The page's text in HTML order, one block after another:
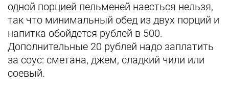
одной порцией пельменей наесться нельзя,
так что минимальный обед из двух порций и
напитка обойдется рублей в 500.
Дополнительные 20 рублей надо заплатить
за соус: сметана, джем, сладкий чили или
соевый.